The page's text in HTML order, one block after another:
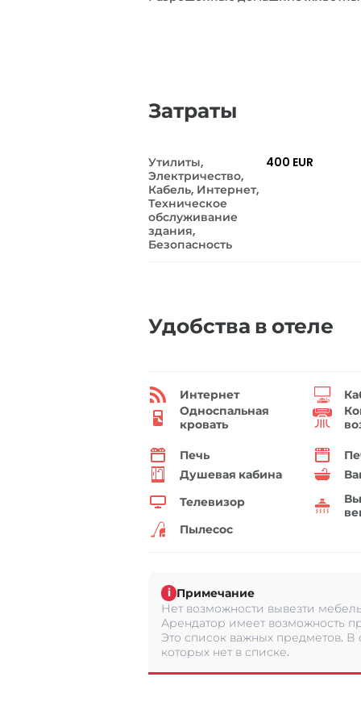
Затраты
Утилиты,
Электричество,
Кабель, Интернет,
Техническое
обслуживание
здания,
Безопасность
400 EUR
Удобства в отеле
Интернет
Односпальная
кровать
Печь
Душевая кабина
Телевизор
Пылесос
i Примечание
Нет возможности вывезти
Арендатор имеет возможность
Это список важных предметов.
которых нет в списке.